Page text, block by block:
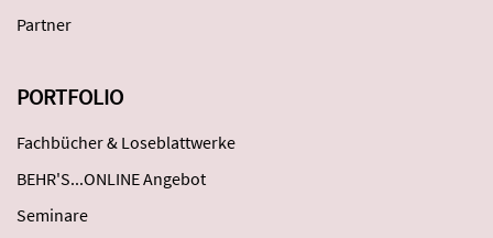
Partner
PORTFOLIO
Fachbücher & Loseblattwerke
BEHR'S...ONLINE Angebot
Seminare